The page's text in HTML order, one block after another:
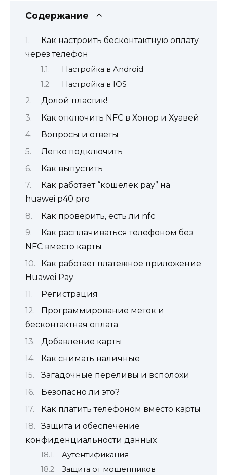
Содержание
Как настроить бесконтактную оплату
через телефон
Настройка в Android
Настройка в IOS
Долой пластик!
Как отключить NFC в Хонор и Хуавей
Вопросы и ответы
Легко подключить
Как выпустить
Как работает “кошелек pay” на
huawei p40 pro
Как проверить, есть ли nfc
Как расплачиваться телефоном без
NFC вместо карты
Как работает платежное приложение
Huawei Pay
Регистрация
Программирование меток и
бесконтактная оплата
Добавление карты
Как снимать наличные
Загадочные переливы и всполохи
Безопасно ли это?
Как платить телефоном вместо карты
Защита и обеспечение
конфиденциальности данных
Аутентификация
Защита от мошенников